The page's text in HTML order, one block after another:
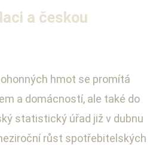
a českou
hmot se promítá
a domácností, ale také do
statistický úřad již v dubnu
růst spotřebitelských